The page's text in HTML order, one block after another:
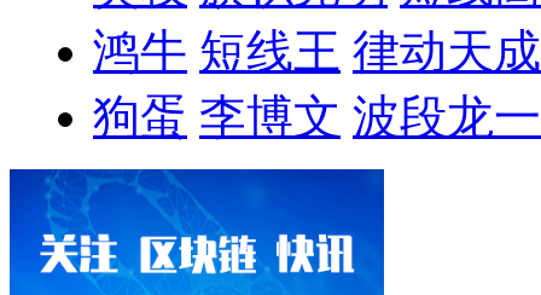
鸿牛 短线王 律动天成
狗蛋 李博文 波段龙一